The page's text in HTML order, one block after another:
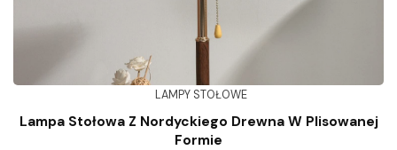
LAMPY STOŁOWE
Lampa Stołowa Z Nordyckiego Drewna W Plisowanej
Formie